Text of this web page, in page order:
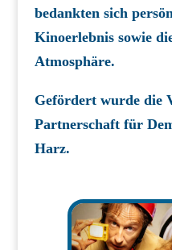
bedankten sich
Kinoerlebnis sowie
Atmosphäre.
Gefördert wurde die
Partnerschaft für
Harz.